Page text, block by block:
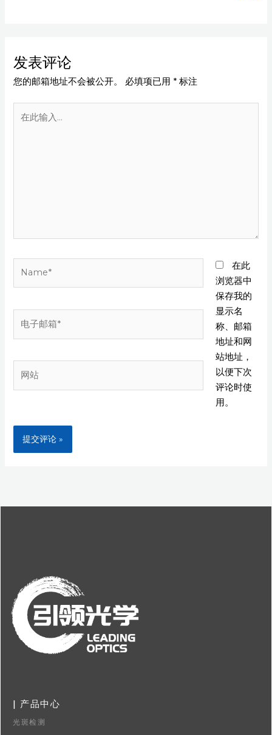
发表评论
您的邮箱地址不会被公开。 必填项已用 * 标注
箱
站
在此
浏览器中
保存我的
显示名
称、邮箱
地址和网
站地址，
以便下次
评论时使
用。
| 产品中心
光斑检测